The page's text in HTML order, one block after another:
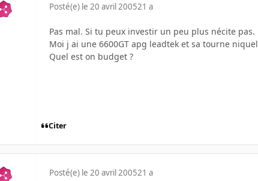
Posté(e) le 20 avril 200521 a
Pas mal. Si tu peux investir un peu plus nécite pas.
Moi j ai une 6600GT apg leadtek et sa tourne niquel
Quel est on budget ?
Citer
Posté(e) le 20 avril 200521 a